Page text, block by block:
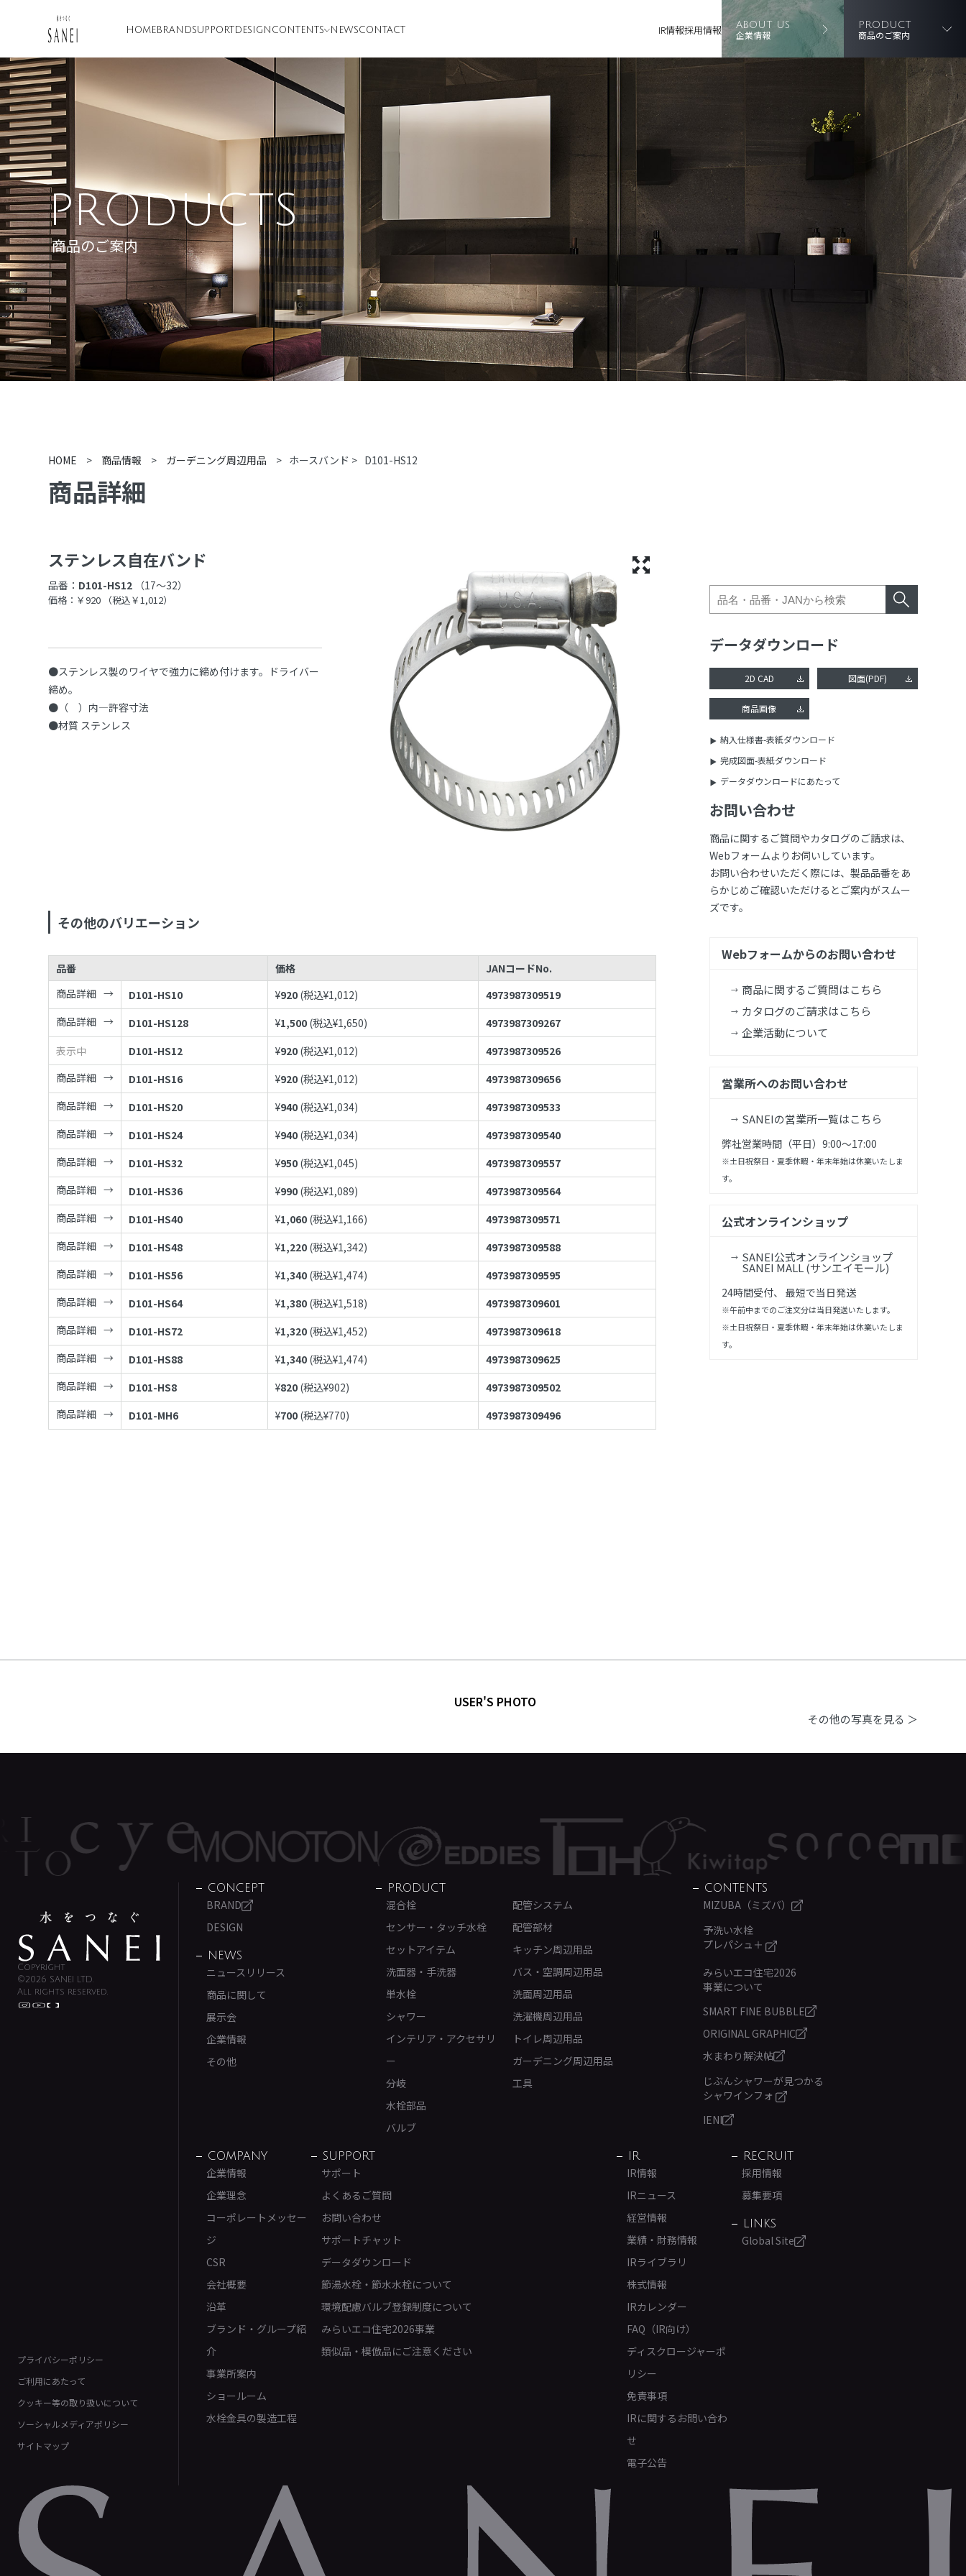
HOME BRANDSUPPORT DESIGN CONTENTS NEWSCONTACT IR情報採用情報 ABOUT US
企業情報
PRODUCT
商品のご案内
PRODUCTS
商品のご案内
HOME > 商品情報 > ガーデニング周辺用品 > ホースバンド > D101-HS12
商品詳細
ステンレス自在バンド
品番： D101-HS12 （17〜32）
価格：￥920 （税込￥1,012）
●ステンレス製のワイヤで強力に締め付けます。ドライバー
締め。
●（ ）内—許容寸法
●材質 ステンレス
その他のバリエーション
品番 価格
JANコードNo.
商品詳細
D101-HS10 ¥920 (税込¥1,012)
4973987309519
商品詳細
D101-HS128 ¥1,500 (税込¥1,650)
4973987309267
表示中
D101-HS12 ¥920 (税込¥1,012)
4973987309526
商品詳細
D101-HS16 ¥920 (税込¥1,012)
4973987309656
商品詳細
D101-HS20 ¥940 (税込¥1,034)
4973987309533
商品詳細
D101-HS24 ¥940 (税込¥1,034)
4973987309540
商品詳細
D101-HS32 ¥950 (税込¥1,045)
4973987309557
商品詳細
D101-HS36 ¥990 (税込¥1,089)
4973987309564
商品詳細
D101-HS40 ¥1,060 (税込¥1,166)
4973987309571
商品詳細
D101-HS48 ¥1,220 (税込¥1,342)
4973987309588
商品詳細
D101-HS56 ¥1,340 (税込¥1,474)
4973987309595
商品詳細
D101-HS64 ¥1,380 (税込¥1,518)
4973987309601
商品詳細
D101-HS72 ¥1,320 (税込¥1,452)
4973987309618
商品詳細
D101-HS88 ¥1,340 (税込¥1,474)
4973987309625
商品詳細
D101-HS8 ¥820 (税込¥902)
4973987309502
商品詳細
D101-MH6 ¥700 (税込¥770) 4973987309496
データダウンロード
2D CAD 図面(PDF)
商品画像
納入仕様書-表紙ダウンロード
完成図面-表紙ダウンロード
データダウンロードにあたって
お問い合わせ
商品に関するご質問やカタログのご請求は、
Webフォームよりお伺いしています。
お問い合わせいただく際には、製品品番をあ
らかじめご確認いただけるとご案内がスムー
ズです。
Webフォームからのお問い合わせ
商品に関するご質問はこちら
カタログのご請求はこちら
企業活動について
営業所へのお問い合わせ
SANEIの営業所一覧はこちら
弊社営業時間（平日）9:00～17:00
※土日祝祭日・夏季休暇・年末年始は休業いたしま
す。
公式オンラインショップ
SANEI公式オンラインショップ
SANEI MALL (サンエイモール)
24時間受付、 最短で当日発送
※午前中までのご注文分は当日発送いたします。
※土日祝祭日・夏季休暇・年末年始は休業いたしま
す。
USER'S PHOTO
その他の写真を見る ＞
Copyright
©2026 SANEI LTD.
All rights reserved.
プライバシーポリシー
ご利用にあたって
クッキー等の取り扱いについて
ソーシャルメディアポリシー
サイトマップ
CONCEPT
BRAND
DESIGN
NEWS
ニュースリリース
商品に関して
展示会
企業情報
その他
PRODUCT
混合栓
センサー・タッチ水栓
セットアイテム
洗面器・手洗器
単水栓
シャワー
インテリア・アクセサリ
ー
分岐
水栓部品
バルブ
配管システム
配管部材
キッチン周辺用品
バス・空調周辺用品
洗面周辺用品
洗濯機周辺用品
トイレ周辺用品
ガーデニング周辺用品
工具
CONTENTS
MIZUBA（ミズバ）
予洗い水栓
プレパシュ＋
みらいエコ住宅2026
事業について
SMART FINE BUBBLE
ORIGINAL GRAPHIC
水まわり解決帖
じぶんシャワーが見つかる
シャワインフォ
IENI
COMPANY
企業情報
企業理念
コーポレートメッセー
ジ
CSR
会社概要
沿革
ブランド・グループ紹
介
事業所案内
ショールーム
水栓金具の製造工程
SUPPORT
サポート
よくあるご質問
お問い合わせ
サポートチャット
データダウンロード
節湯水栓・節水水栓について
環境配慮バルブ登録制度について
みらいエコ住宅2026事業
類似品・模倣品にご注意ください
IR
IR情報
IRニュース
経営情報
業績・財務情報
IRライブラリ
株式情報
IRカレンダー
FAQ（IR向け）
ディスクロージャーポ
リシー
免責事項
IRに関するお問い合わ
せ
電子公告
RECRUIT
採用情報
募集要項
LINKS
Global Site